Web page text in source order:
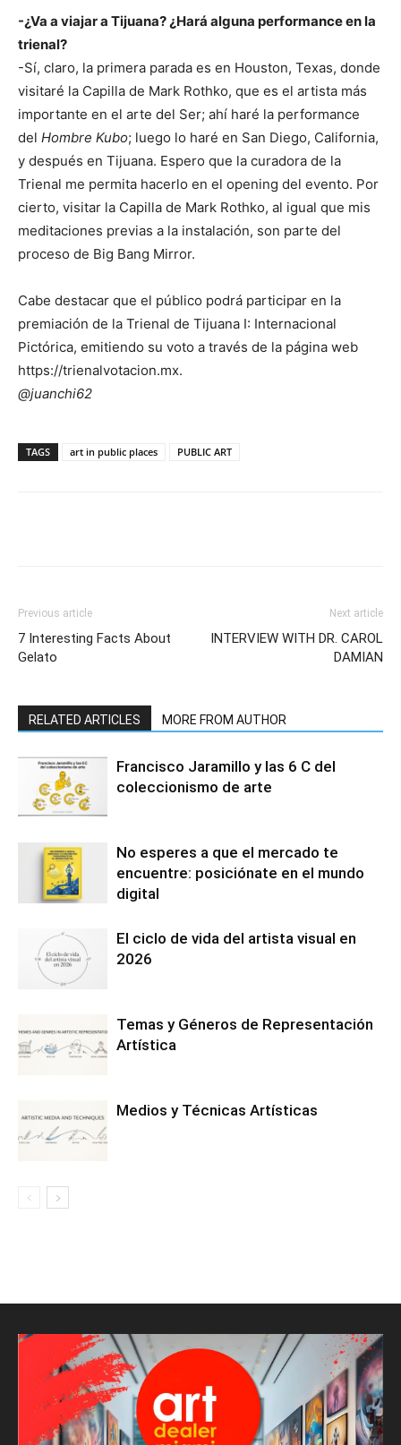
-¿Va a viajar a Tijuana? ¿Hará alguna performance en la
trienal?
-Sí, claro, la primera parada es en Houston, Texas, donde
visitaré la Capilla de Mark Rothko, que es el artista más
importante en el arte del Ser; ahí haré la performance
del Hombre Kubo; luego lo haré en San Diego, California,
y después en Tijuana. Espero que la curadora de la
Trienal me permita hacerlo en el opening del evento. Por
cierto, visitar la Capilla de Mark Rothko, al igual que mis
meditaciones previas a la instalación, son parte del
proceso de Big Bang Mirror.
Cabe destacar que el público podrá participar en la
premiación de la Trienal de Tijuana I: Internacional
Pictórica, emitiendo su voto a través de la página web
https://trienalvotacion.mx.
@juanchi62
TAGS art in public places PUBLIC ART
Previous article
7 Interesting Facts About
Gelato
Next article
INTERVIEW WITH DR. CAROL
DAMIAN
RELATED ARTICLES MORE FROM AUTHOR
Francisco Jaramillo y las 6 C del
coleccionismo de arte
No esperes a que el mercado te
encuentre: posiciónate en el mundo
digital
El ciclo de vida del artista visual en
2026
Temas y Géneros de Representación
Artística
Medios y Técnicas Artísticas